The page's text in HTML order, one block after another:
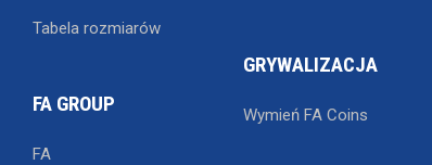
Tabela rozmiarów
FA GROUP
FA
GRYWALIZACJA
Wymień FA Coins